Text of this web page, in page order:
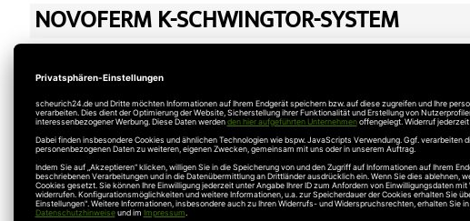
NOVOFERM K-SCHWINGTOR-SYSTEM
Novoferm Schwingtor Modell Rees auch mit Antrieb erhältlich!
Kaufen Sie bei uns online das Novoferm Schwingtor-System.
1.Schützt Menschen: Das Tor, das sich selbst überwacht